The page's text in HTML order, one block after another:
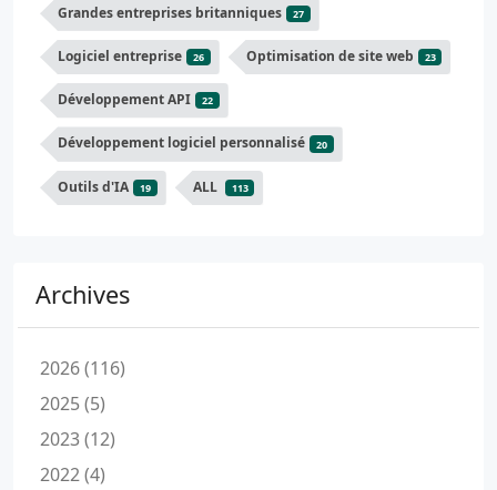
Grandes entreprises britanniques 27
Logiciel entreprise 26 Optimisation de site web 23
Développement API 22
Développement logiciel personnalisé 20
Outils d'IA 19 ALL 113
Archives
2026 (116)
2025 (5)
2023 (12)
2022 (4)